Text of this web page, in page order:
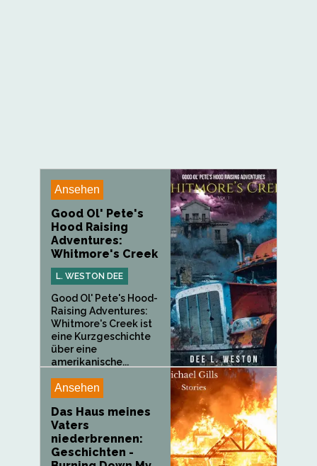
Ansehen
Good Ol' Pete's
Hood Raising
Adventures:
Whitmore's Creek
L. WESTON DEE
Good Ol' Pete's Hood-
Raising Adventures:
Whitmore's Creek ist
eine Kurzgeschichte
über eine
amerikanische...
Ansehen
Das Haus meines
Vaters
niederbrennen:
Geschichten -